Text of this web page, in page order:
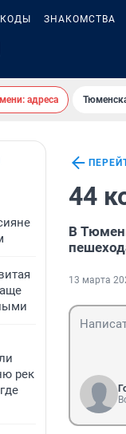
ЗНАКОМСТВА
адреса
рек
44
В
13 марта